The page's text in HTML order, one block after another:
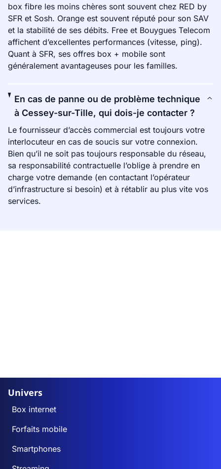
box fibre les moins chères sont souvent chez RED by
SFR et Sosh. Orange est souvent réputé pour son SAV
et la stabilité de ses débits. Free et Bouygues Telecom
affichent d’excellentes performances (vitesse, ping).
Quant à SFR, ses offres box + mobile sont
généralement avantageuses pour les familles.
En cas de panne ou de problème technique
à Cessey-sur-Tille, qui dois-je contacter ?
Le fournisseur d’accès commercial est toujours votre
interlocuteur en cas de soucis sur votre connexion.
Bien qu’il ne soit pas toujours responsable du réseau,
sa responsabilité contractuelle l’oblige à prendre en
charge votre demande (en contactant l’opérateur
d’infrastructure si besoin) et à rétablir au plus vite vos
services.
Univers
Box internet
Forfaits mobile
Smartphones